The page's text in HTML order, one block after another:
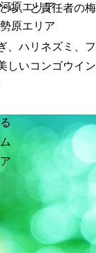
原エリア
原エリア
、と責任者の
ハリネズミ、
いコンゴウ